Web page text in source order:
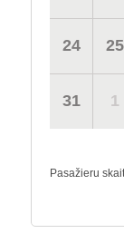
24 25
31 1
Pasažieru